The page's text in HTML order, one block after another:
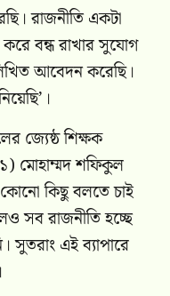
রাজনীতি একটা
করে বন্ধ রাখার সুযোগ
আবেদন করেছি।
জ্যেষ্ঠ শিক্ষক
১) মোহাম্মদ শফিকুল
কিছু বলতে চাই
সব রাজনীতি হচ্ছে
এই ব্যাপারে